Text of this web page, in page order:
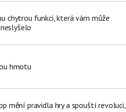
chytrou funkci, která vám může
hmotu
mění pravidla hry a spouští revoluci,